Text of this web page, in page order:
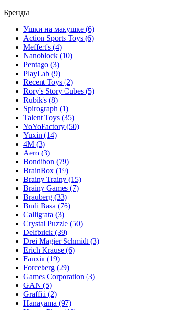
Бренды
Ушки на макушке (6)
Action Sports Toys (6)
Meffert's (4)
Nanoblock (10)
Pentago (3)
PlayLab (9)
Recent Toys (2)
Rory's Story Cubes (5)
Rubik's (8)
Spirograph (1)
Talent Toys (35)
YoYoFactory (50)
Yuxin (14)
4M (3)
Aero (3)
Bondibon (79)
BrainBox (19)
Brainy Trainy (15)
Brainy Games (7)
Brauberg (33)
Budi Basa (76)
Calligrata (3)
Crystal Puzzle (50)
Delfbrick (39)
Drei Magier Schmidt (3)
Erich Krause (6)
Fanxin (19)
Forceberg (29)
Games Corporation (3)
GAN (5)
Graffiti (2)
Hanayama (97)